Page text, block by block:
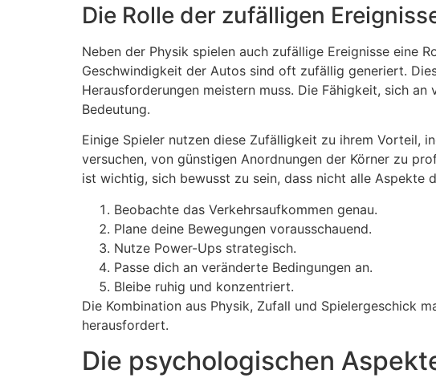
Die Rolle der zufälligen
Neben der Physik spielen auch zufällige Ereignisse eine
Geschwindigkeit der Autos sind oft zufällig generiert.
Herausforderungen meistern muss. Die Fähigkeit, sich
Bedeutung.
Einige Spieler nutzen diese Zufälligkeit zu ihrem Vorteil,
versuchen, von günstigen Anordnungen der Körner zu
ist wichtig, sich bewusst zu sein, dass nicht alle Aspekte
Beobachte das Verkehrsaufkommen genau.
Plane deine Bewegungen vorausschauend.
Nutze Power-Ups strategisch.
Passe dich an veränderte Bedingungen an.
Bleibe ruhig und konzentriert.
Die Kombination aus Physik, Zufall und Spielergeschick
herausfordert.
Die psychologischen